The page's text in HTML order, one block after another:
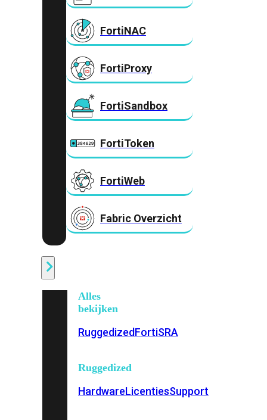
FortiNAC
FortiProxy
FortiSandbox
FortiToken
FortiWeb
Fabric Overzicht
Alles
bekijken
RuggedizedFortiSRA
Ruggedized
HardwareLicentiesSupport